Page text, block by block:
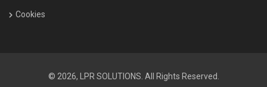
Cookies
© 2026, LPR SOLUTIONS. All Rights Reserved.